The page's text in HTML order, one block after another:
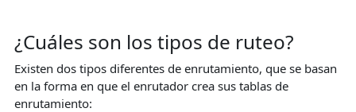
¿Cuáles son los tipos de ruteo?
Existen dos tipos diferentes de enrutamiento, que se basan
en la forma en que el enrutador crea sus tablas de
enrutamiento: